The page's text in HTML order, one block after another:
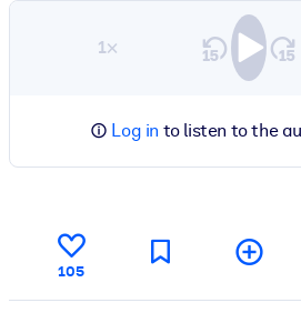
1×
Log in to listen to the
105